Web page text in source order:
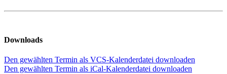
Downloads
Den gewählten Termin als VCS-Kalenderdatei downloaden
Den gewählten Termin als iCal-Kalenderdatei downloaden